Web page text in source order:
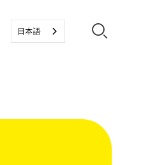
日本語